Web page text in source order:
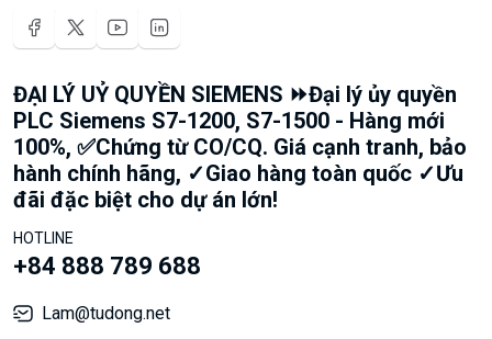
ĐẠI LÝ UỶ QUYỀN SIEMENS ⏩Đại lý ủy quyền
PLC Siemens S7-1200, S7-1500 - Hàng mới
100%, ✅Chứng từ CO/CQ. Giá cạnh tranh, bảo
hành chính hãng, ✓Giao hàng toàn quốc ✓Ưu
đãi đặc biệt cho dự án lớn!
HOTLINE
+84 888 789 688
Lam@tudong.net